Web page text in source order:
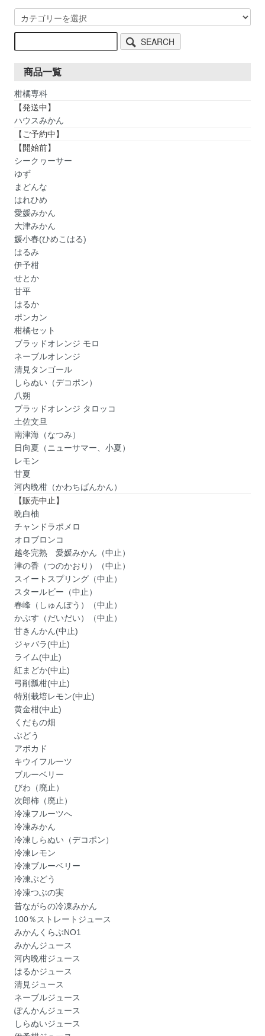
SEARCH
商品一覧
柑橘専科
【発送中】
ハウスみかん
【ご予約中】
【開始前】
シークヮーサー
ゆず
まどんな
はれひめ
愛媛みかん
大津みかん
媛小春(ひめこはる)
はるみ
伊予柑
せとか
甘平
はるか
ポンカン
柑橘セット
ブラッドオレンジ モロ
ネーブルオレンジ
清見タンゴール
しらぬい（デコポン）
八朔
ブラッドオレンジ タロッコ
土佐文旦
南津海（なつみ）
日向夏（ニューサマー、小夏）
レモン
甘夏
河内晩柑（かわちばんかん）
【販売中止】
晩白柚
チャンドラポメロ
オロブロンコ
越冬完熟 愛媛みかん（中止）
津の香（つのかおり）（中止）
スイートスプリング（中止）
スタールビー（中止）
春峰（しゅんぽう）（中止）
かぶす（だいだい）（中止）
甘きんかん(中止)
ジャバラ(中止)
ライム(中止)
紅まどか(中止)
弓削瓢柑(中止)
特別栽培レモン(中止)
黄金柑(中止)
くだもの畑
ぶどう
アボカド
キウイフルーツ
ブルーベリー
びわ（廃止）
次郎柿（廃止）
冷凍フルーツへ
冷凍みかん
冷凍しらぬい（デコポン）
冷凍レモン
冷凍ブルーベリー
冷凍ぶどう
冷凍つぶの実
昔ながらの冷凍みかん
100％ストレートジュース
みかんくらぶNO1
みかんジュース
河内晩柑ジュース
はるかジュース
清見ジュース
ネーブルジュース
ぽんかんジュース
しらぬいジュース